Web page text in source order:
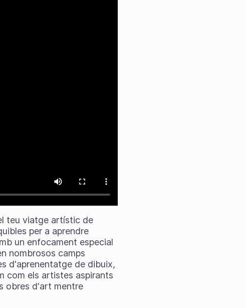
teu viatge artístic de
per a aprendre
un enfocament especial
nombrosos camps
d'aprenentatge de dibuix,
com els artistes aspirants
obres d'art mentre